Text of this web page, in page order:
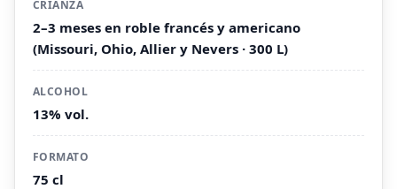
CRIANZA
2–3 meses en roble francés y americano
(Missouri, Ohio, Allier y Nevers · 300 L)
ALCOHOL
13% vol.
FORMATO
75 cl